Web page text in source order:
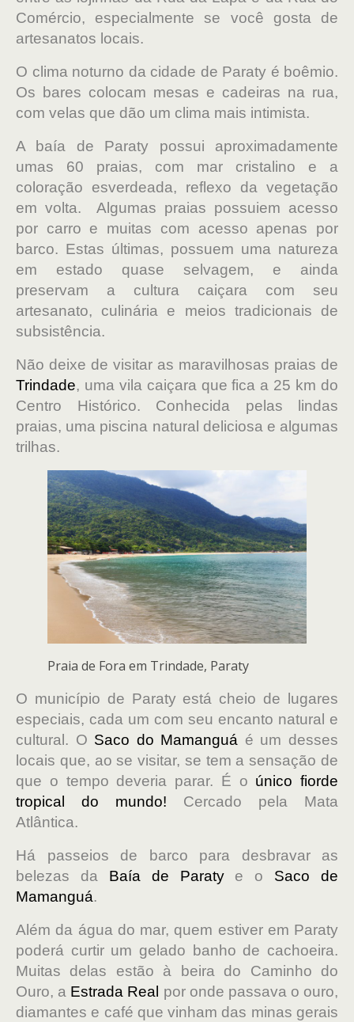
Comércio, especialmente se você gosta de
artesanatos locais.
O clima noturno da cidade de Paraty é boêmio.
Os bares colocam mesas e cadeiras na rua,
com velas que dão um clima mais intimista.
A baía de Paraty possui aproximadamente
umas 60 praias, com mar cristalino e a
coloração esverdeada, reflexo da vegetação
em volta. Algumas praias possuiem acesso
por carro e muitas com acesso apenas por
barco. Estas últimas, possuem uma natureza
em estado quase selvagem, e ainda
preservam a cultura caiçara com seu
artesanato, culinária e meios tradicionais de
subsistência.
Não deixe de visitar as maravilhosas praias de
Trindade, uma vila caiçara que fica a 25 km do
Centro Histórico. Conhecida pelas lindas
praias, uma piscina natural deliciosa e algumas
trilhas.
Praia de Fora em Trindade, Paraty
O município de Paraty está cheio de lugares
especiais, cada um com seu encanto natural e
cultural. O Saco do Mamanguá é um desses
locais que, ao se visitar, se tem a sensação de
que o tempo deveria parar. É o único fiorde
tropical do mundo! Cercado pela Mata
Atlântica.
Há passeios de barco para desbravar as
belezas da Baía de Paratye o Saco de
Mamanguá.
Além da água do mar, quem estiver em Paraty
poderá curtir um gelado banho de cachoeira.
Muitas delas estão à beira do Caminho do
Ouro, a Estrada Real por onde passava o ouro,
diamantes e café que vinham das minas gerais